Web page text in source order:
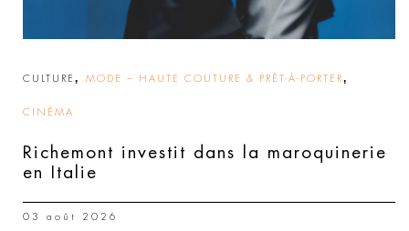
CULTURE , MODE – HAUTE COUTURE & PRÊT-À-PORTER,
CINÉMA
Richemont investit dans la maroquinerie
en Italie
03 août 2026